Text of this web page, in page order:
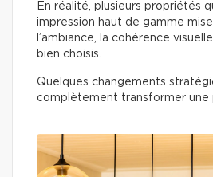
En réalité, plusieurs propriétés
impression haut de gamme
l’ambiance, la cohérence
bien choisis.
Quelques changements
complètement transformer une